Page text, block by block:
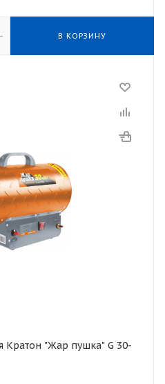
В КОРЗИНУ
Кратон "Жар пушка" G 30-